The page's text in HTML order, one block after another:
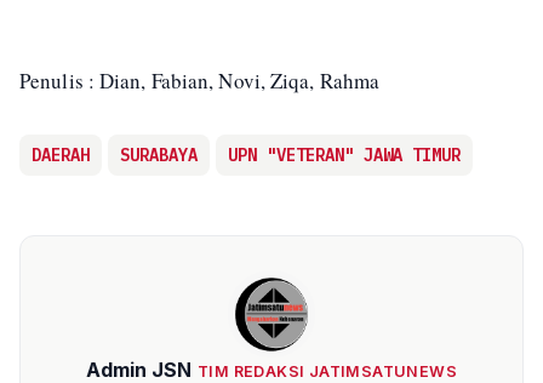
Penulis : Dian, Fabian, Novi, Ziqa, Rahma
DAERAH SURABAYA UPN "VETERAN" JAWA TIMUR
Admin JSN TIM REDAKSI JATIMSATUNEWS